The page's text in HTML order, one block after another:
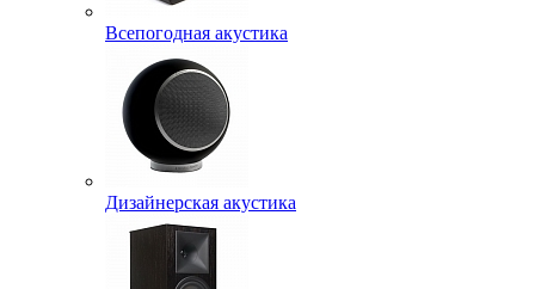
Всепогодная акустика
Дизайнерская акустика